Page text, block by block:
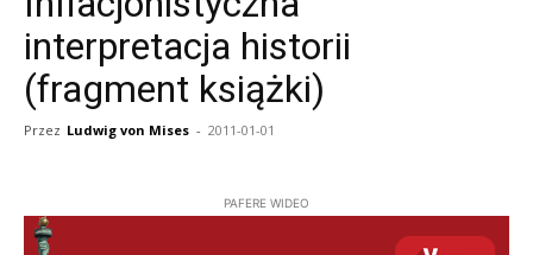
interpretacja historii
(fragment książki)
Przez Ludwig von Mises - 2011-01-01
PAFERE WIDEO